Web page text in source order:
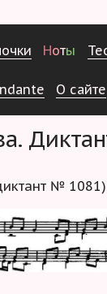
очки Ноты Те
О сайте
№ 1081)